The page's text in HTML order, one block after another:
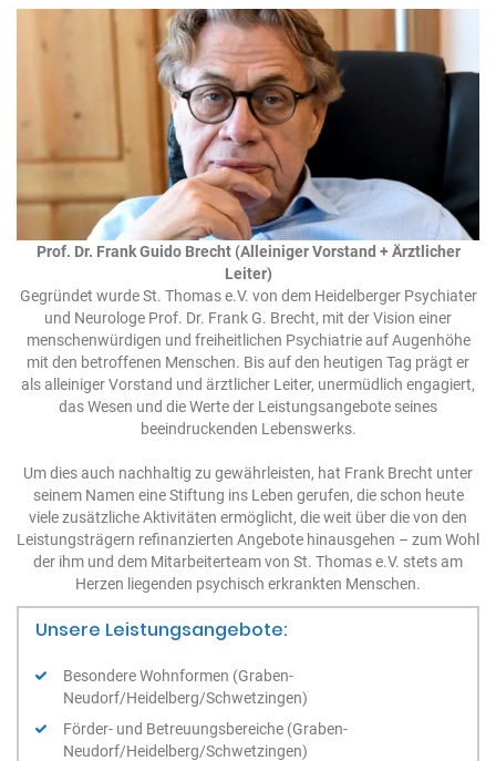
Prof. Dr. Frank Guido Brecht (Alleiniger Vorstand + Ärztlicher
Leiter)
Gegründet wurde St. Thomas e.V. von dem Heidelberger Psychiater
und Neurologe Prof. Dr. Frank G. Brecht, mit der Vision einer
menschenwürdigen und freiheitlichen Psychiatrie auf Augenhöhe
mit den betroffenen Menschen. Bis auf den heutigen Tag prägt er
als alleiniger Vorstand und ärztlicher Leiter, unermüdlich engagiert,
das Wesen und die Werte der Leistungsangebote seines
beeindruckenden Lebenswerks.
Um dies auch nachhaltig zu gewährleisten, hat Frank Brecht unter
seinem Namen eine Stiftung ins Leben gerufen, die schon heute
viele zusätzliche Aktivitäten ermöglicht, die weit über die von den
Leistungsträgern refinanzierten Angebote hinausgehen – zum Wohl
der ihm und dem Mitarbeiterteam von St. Thomas e.V. stets am
Herzen liegenden psychisch erkrankten Menschen.
Unsere Leistungsangebote:
Besondere Wohnformen (Graben-
Neudorf/Heidelberg/Schwetzingen)
Förder- und Betreuungsbereiche (Graben-
Neudorf/Heidelberg/Schwetzingen)